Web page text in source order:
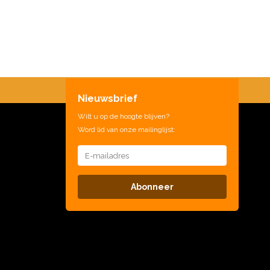
Nieuwsbrief
Wilt u op de hoogte blijven?
Word lid van onze mailinglijst:
Abonneer